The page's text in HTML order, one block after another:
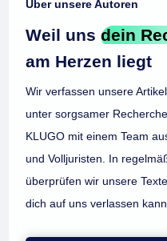
Über unsere Autoren
Weil unsdein
am Herzen liegt
Wir verfassen unsere
unter sorgsamer
KLUGO mit einem Team
und Volljuristen. In
überprüfen wir unsere
dich auf uns verlassen